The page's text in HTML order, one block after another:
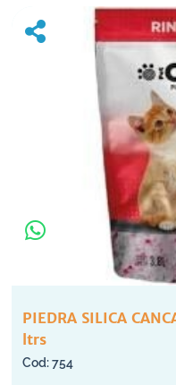
PIEDRA SILICA
ltrs
754